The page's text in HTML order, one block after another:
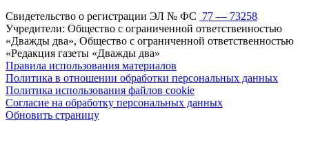
Свидетельство о регистрации ЭЛ № ФС 77 — 73258
Учредители: Общество с ограниченной ответственностью
«Дважды два», Общество с ограниченной ответственностью
«Редакция газеты «Дважды два»
Правила использования материалов
Политика в отношении обработки персональных данных
Политика использования файлов cookie
Согласие на обработку персональных данных
Обновить страницу